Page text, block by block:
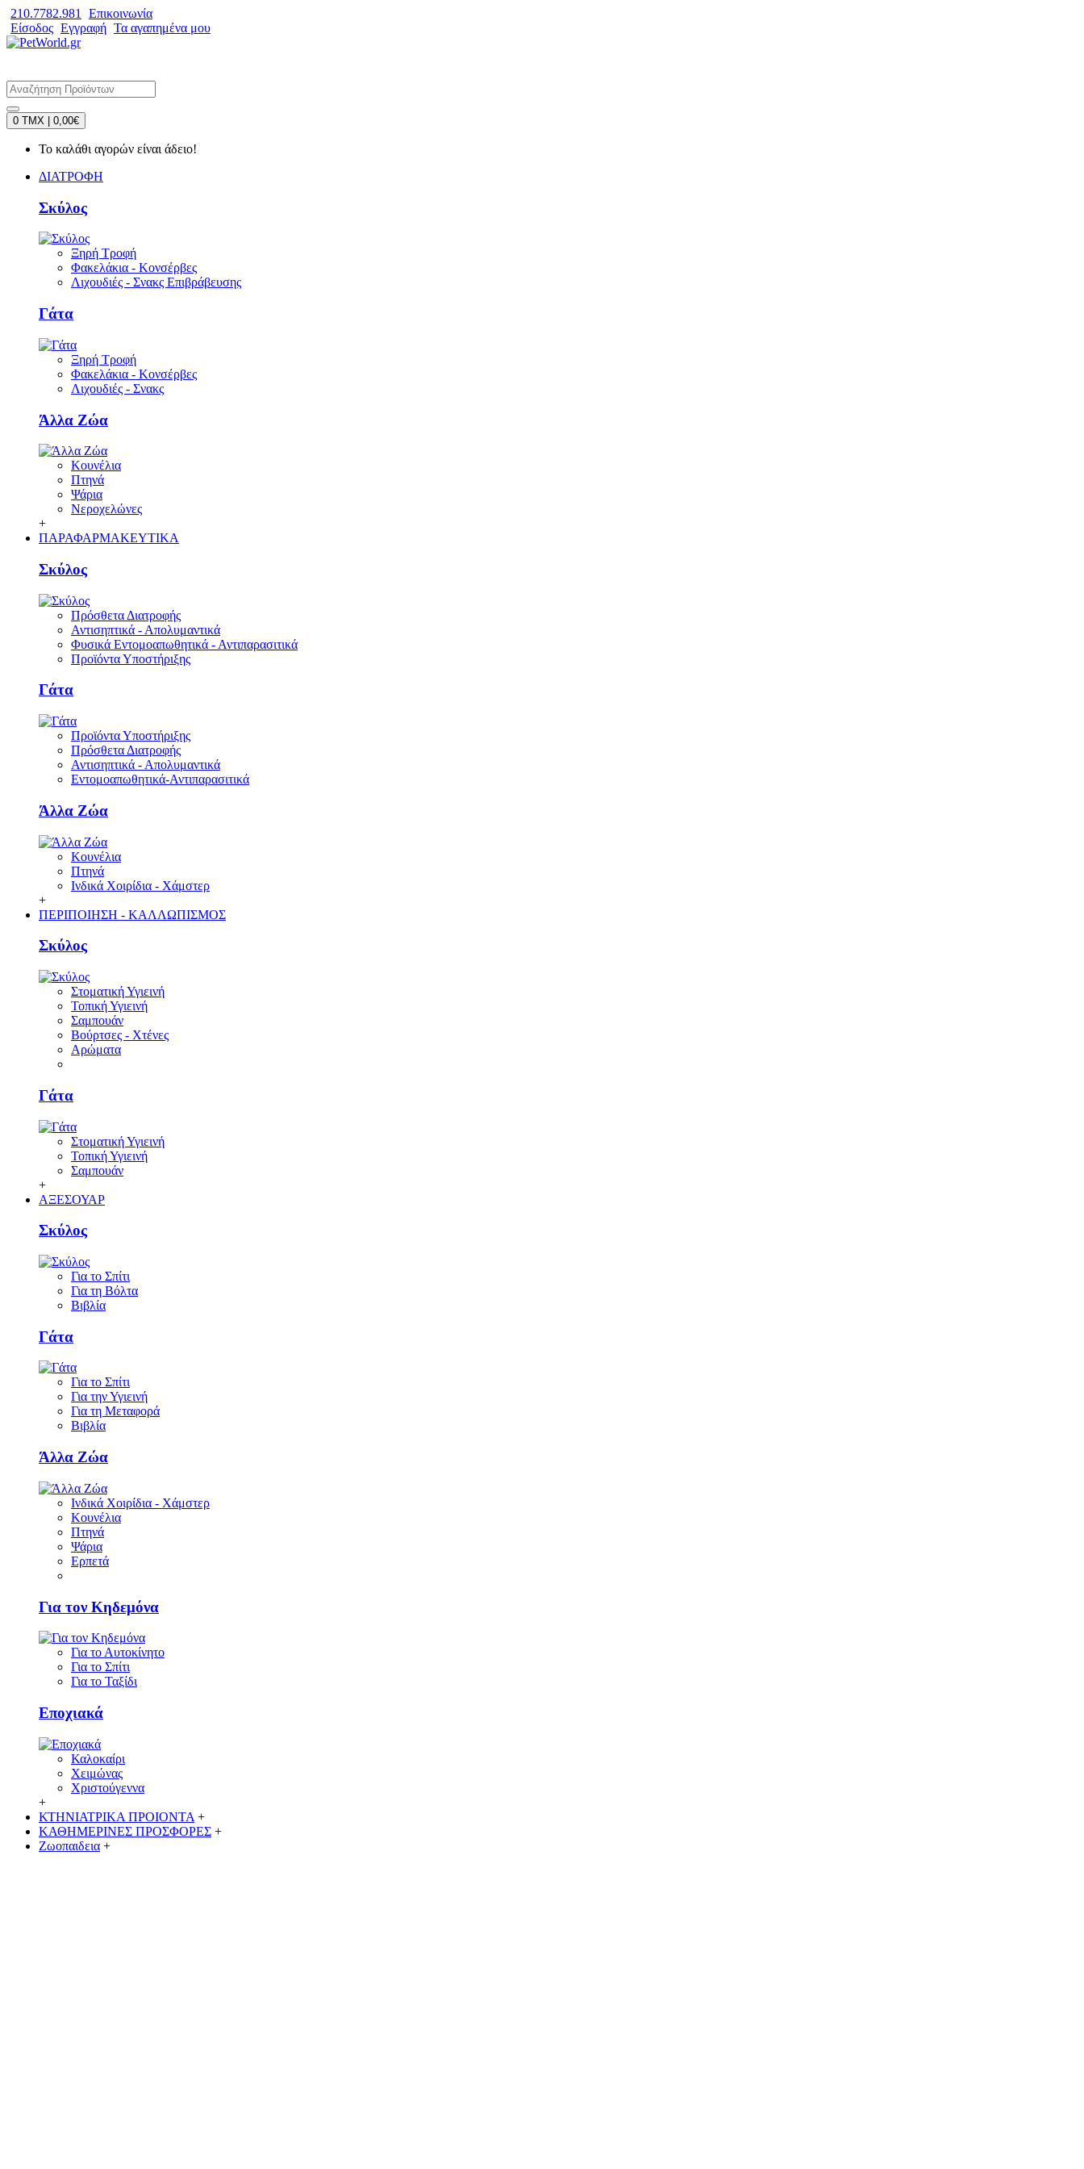
210.7782.981
Επικοινωνία
Είσοδος Εγγραφή Τα αγαπημένα μου
0 TMX | 0,00€
Το καλάθι αγορών είναι άδειο!
ΔΙΑΤΡΟΦΗ
Σκύλος
Ξηρή Τροφή
Φακελάκια - Κονσέρβες
Λιχουδιές - Σνακς Επιβράβευσης
Γάτα
Ξηρή Τροφή
Φακελάκια - Κονσέρβες
Λιχουδιές - Σνακς
Άλλα Ζώα
Κουνέλια
Πτηνά
Ψάρια
Νεροχελώνες
+
ΠΑΡΑΦΑΡΜΑΚΕΥΤΙΚΑ
Σκύλος
Πρόσθετα Διατροφής
Αντισηπτικά - Απολυμαντικά
Φυσικά Εντομοαπωθητικά - Αντιπαρασιτικά
Προϊόντα Υποστήριξης
Γάτα
Προϊόντα Υποστήριξης
Πρόσθετα Διατροφής
Αντισηπτικά - Απολυμαντικά
Εντομοαπωθητικά-Αντιπαρασιτικά
Άλλα Ζώα
Κουνέλια
Πτηνά
Ινδικά Χοιρίδια - Χάμστερ
+
ΠΕΡΙΠΟΙΗΣΗ - ΚΑΛΛΩΠΙΣΜΟΣ
Σκύλος
Στοματική Υγιεινή
Τοπική Υγιεινή
Σαμπουάν
Βούρτσες - Χτένες
Αρώματα
Γάτα
Στοματική Υγιεινή
Τοπική Υγιεινή
Σαμπουάν
+
ΑΞΕΣΟΥΑΡ
Σκύλος
Για το Σπίτι
Για τη Βόλτα
Βιβλία
Γάτα
Για το Σπίτι
Για την Υγιεινή
Για τη Μεταφορά
Βιβλία
Άλλα Ζώα
Ινδικά Χοιρίδια - Χάμστερ
Κουνέλια
Πτηνά
Ψάρια
Ερπετά
Για τον Κηδεμόνα
Για το Αυτοκίνητο
Για το Σπίτι
Για το Ταξίδι
Εποχιακά
Καλοκαίρι
Χειμώνας
Χριστούγεννα
+
ΚΤΗΝΙΑΤΡΙΚΑ ΠΡΟΙΟΝΤΑ +
ΚΑΘΗΜΕΡΙΝΕΣ ΠΡΟΣΦΟΡΕΣ +
Ζωοπαιδεια +